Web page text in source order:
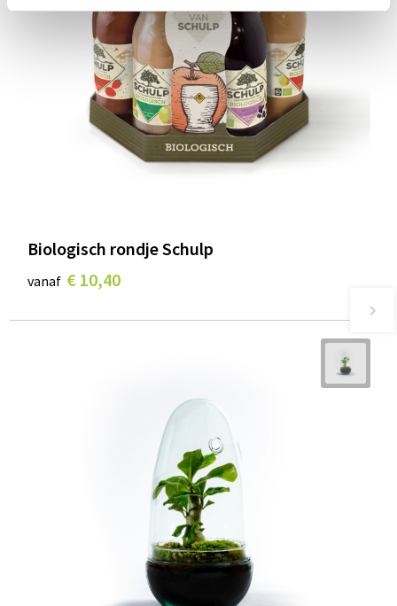
Biologisch rondje Schulp
vanaf € 10,40